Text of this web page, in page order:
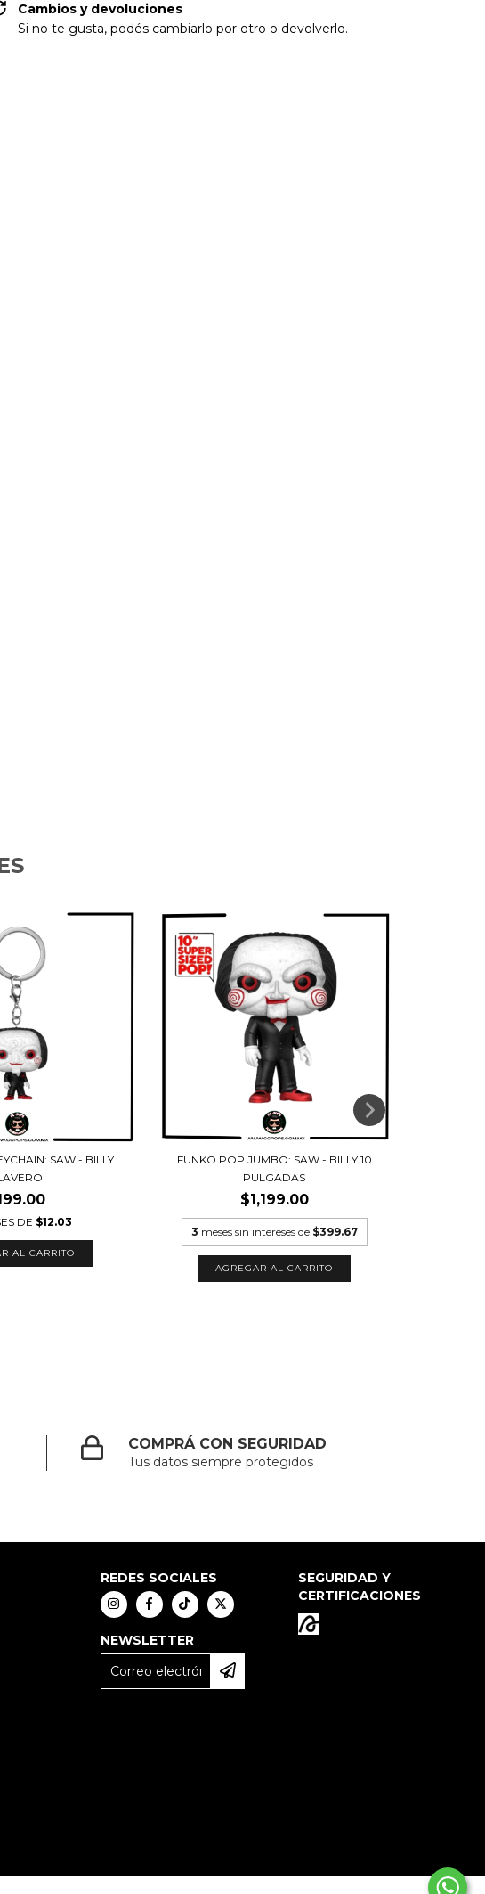
Cambios y devoluciones
Si no te gusta, podés cambiarlo por otro o devolverlo.
SAW - BILLY
DE $12.03
FUNKO POP JUMBO: SAW - BILLY 10
PULGADAS
$1,199.00
3 meses sin intereses de $399.67
COMPRÁ CON SEGURIDAD
Tus datos siempre protegidos
REDES SOCIALES
NEWSLETTER
SEGURIDAD Y
CERTIFICACIONES